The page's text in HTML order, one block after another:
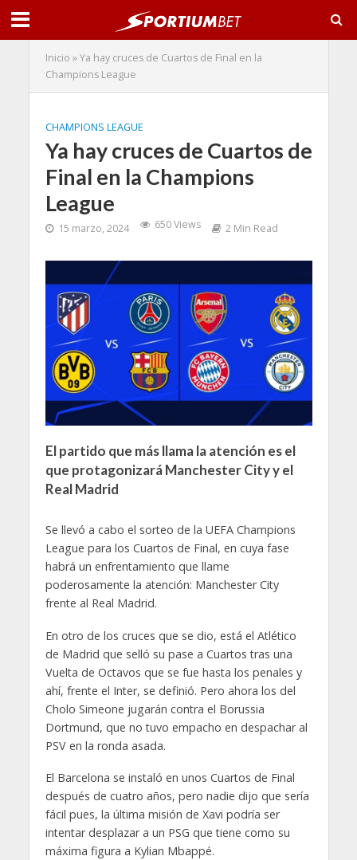
Inicio »Ya hay cruces de Cuartos de Final en la
Champions League
CHAMPIONS LEAGUE
Ya hay cruces de Cuartos de
Final en la Champions
League
15 marzo, 2024 650 Views 2 Min Read
El partido que más llama la atención es el
que protagonizará Manchester City y el
Real Madrid
Se llevó a cabo el sorteo de la UEFA Champions
League para los Cuartos de Final, en cuya fase
habrá un enfrentamiento que llame
poderosamente la atención: Manchester City
frente al Real Madrid.
En otro de los cruces que se dio, está el Atlético
de Madrid que selló su pase a Cuartos tras una
Vuelta de Octavos que se fue hasta los penales y
ahí, frente el Inter, se definió. Pero ahora los del
Cholo Simeone jugarán contra el Borussia
Dortmund, que no tuvo empacho en despachar al
PSV en la ronda asada.
El Barcelona se instaló en unos Cuartos de Final
después de cuatro años, pero nadie dijo que sería
fácil pues, la última misión de Xavi podría ser
intentar desplazar a un PSG que tiene como su
máxima figura a Kylian Mbappé.